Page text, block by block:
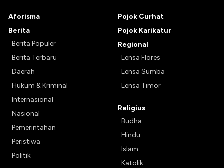
Aforisma
Berita
Berita Populer
Berita Terbaru
Daerah
Hukum & Kriminal
Internasional
Nasional
Pemerintahan
Peristiwa
Politik
Pojok Curhat
Pojok Karikatur
Regional
Lensa Flores
Lensa Sumba
Lensa Timor
Religius
Budha
Hindu
Islam
Katolik